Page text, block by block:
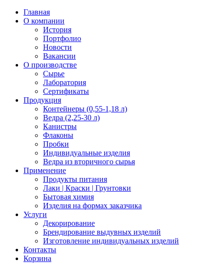
Главная
О компании
История
Портфолио
Новости
Вакансии
О производстве
Сырье
Лаборатория
Сертификаты
Продукция
Контейнеры (0,55-1,18 л)
Ведра (2,25-30 л)
Канистры
Флаконы
Пробки
Индивидуальные изделия
Ведра из вторичного сырья
Применение
Продукты питания
Лаки | Краски | Грунтовки
Бытовая химия
Изделия на формах заказчика
Услуги
Декорирование
Брендирование выдувных изделий
Изготовление индивидуальных изделий
Контакты
Корзина